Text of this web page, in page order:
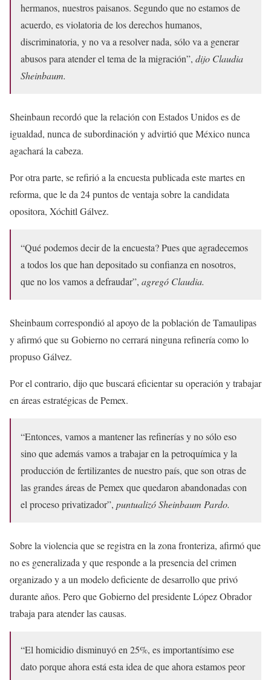
hermanos, nuestros paisanos. Segundo que no estamos de
acuerdo, es violatoria de los derechos humanos,
discriminatoria, y no va a resolver nada, sólo va a generar
abusos para atender el tema de la migración”, dijo Claudia
Sheinbaum.
Sheinbaun recordó que la relación con Estados Unidos es de
igualdad, nunca de subordinación y advirtió que México nunca
agachará la cabeza.
Por otra parte, se refirió a la encuesta publicada este martes en
reforma, que le da 24 puntos de ventaja sobre la candidata
opositora, Xóchitl Gálvez.
“Qué podemos decir de la encuesta? Pues que agradecemos
a todos los que han depositado su confianza en nosotros,
que no los vamos a defraudar”, agregó Claudia.
Sheinbaum correspondió al apoyo de la población de Tamaulipas
y afirmó que su Gobierno no cerrará ninguna refinería como lo
propuso Gálvez.
Por el contrario, dijo que buscará eficientar su operación y trabajar
en áreas estratégicas de Pemex.
“Entonces, vamos a mantener las refinerías y no sólo eso
sino que además vamos a trabajar en la petroquímica y la
producción de fertilizantes de nuestro país, que son otras de
las grandes áreas de Pemex que quedaron abandonadas con
el proceso privatizador”, puntualizó Sheinbaum Pardo.
Sobre la violencia que se registra en la zona fronteriza, afirmó que
no es generalizada y que responde a la presencia del crimen
organizado y a un modelo deficiente de desarrollo que privó
durante años. Pero que Gobierno del presidente López Obrador
trabaja para atender las causas.
“El homicidio disminuyó en 25%, es importantísimo ese
dato porque ahora está esta idea de que ahora estamos peor